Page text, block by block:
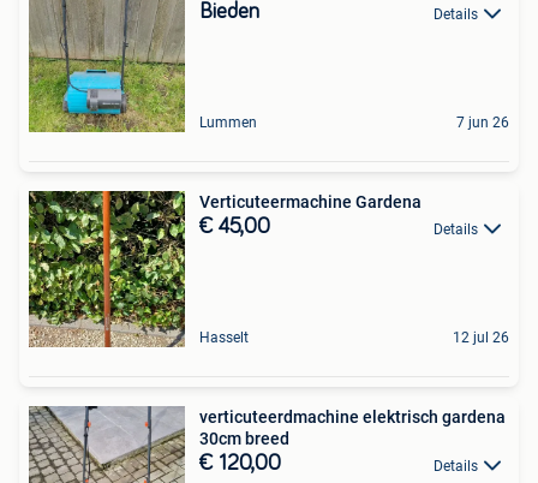
Bieden Details
Lummen 7 jun 26
Verticuteermachine Gardena
€ 45,00 Details
Hasselt 12 jul 26
verticuteerdmachine elektrisch gardena
30cm breed
€ 120,00 Details